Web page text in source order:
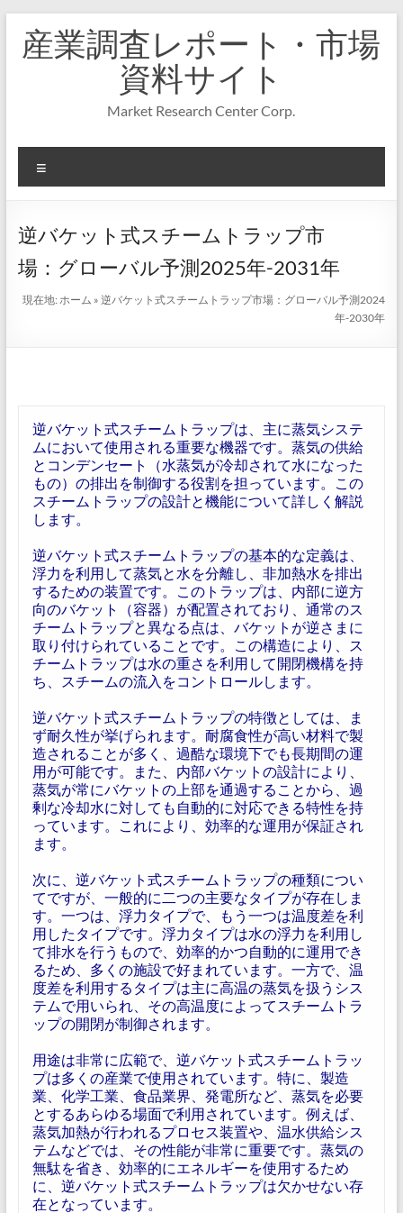
キ
プ
産業調査レポート・市場
資料サイト
Market Research Center Corp.
ニ
ー
逆バケット式スチームトラップ市
場：グローバル予測2025年-2031年
現在地:ホーム »逆バケット式スチームトラップ市場：グローバル予測2024
年-2030年
逆バケット式スチームトラップは、主に蒸気システ
ムにおいて使用される重要な機器です。蒸気の供給
とコンデンセート（水蒸気が冷却されて水になった
もの）の排出を制御する役割を担っています。この
スチームトラップの設計と機能について詳しく解説
します。
逆バケット式スチームトラップの基本的な定義は、
浮力を利用して蒸気と水を分離し、非加熱水を排出
するための装置です。このトラップは、内部に逆方
向のバケット（容器）が配置されており、通常のス
チームトラップと異なる点は、バケットが逆さまに
取り付けられていることです。この構造により、ス
チームトラップは水の重さを利用して開閉機構を持
ち、スチームの流入をコントロールします。
逆バケット式スチームトラップの特徴としては、ま
ず耐久性が挙げられます。耐腐食性が高い材料で製
造されることが多く、過酷な環境下でも長期間の運
用が可能です。また、内部バケットの設計により、
蒸気が常にバケットの上部を通過することから、過
剰な冷却水に対しても自動的に対応できる特性を持
っています。これにより、効率的な運用が保証され
ます。
次に、逆バケット式スチームトラップの種類につい
てですが、一般的に二つの主要なタイプが存在しま
す。一つは、浮力タイプで、もう一つは温度差を利
用したタイプです。浮力タイプは水の浮力を利用し
て排水を行うもので、効率的かつ自動的に運用でき
るため、多くの施設で好まれています。一方で、温
度差を利用するタイプは主に高温の蒸気を扱うシス
テムで用いられ、その高温度によってスチームトラ
ップの開閉が制御されます。
用途は非常に広範で、逆バケット式スチームトラッ
プは多くの産業で使用されています。特に、製造
業、化学工業、食品業界、発電所など、蒸気を必要
とするあらゆる場面で利用されています。例えば、
蒸気加熱が行われるプロセス装置や、温水供給シス
テムなどでは、その性能が非常に重要です。蒸気の
無駄を省き、効率的にエネルギーを使用するため
に、逆バケット式スチームトラップは欠かせない存
在となっています。